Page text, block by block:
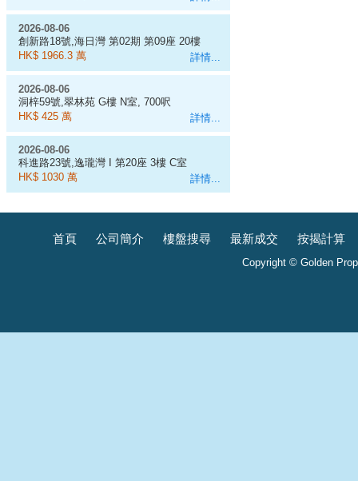
詳情...
2026-08-06
創新路18號,海日灣 第02期 第09座 20樓
J室
HK$ 1966.3 萬
詳情...
2026-08-06
洞梓59號,翠林苑 G樓 N室, 700呎
HK$ 425 萬
詳情...
2026-08-06
科進路23號,逸瓏灣 I 第20座 3樓 C室
HK$ 1030 萬
首頁 公司簡介 樓盤搜尋 最新成交 按揭計算
Copyright © Golden